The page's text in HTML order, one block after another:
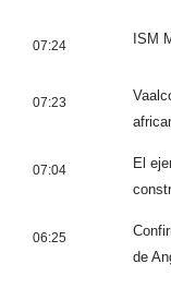
07:24 ISM
07:23
07:04
El
06:25
de